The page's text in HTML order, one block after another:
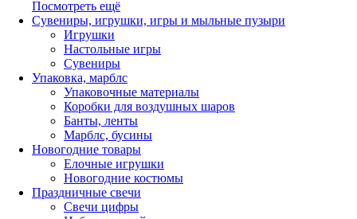
Посмотреть ещё
Сувениры, игрушки, игры и мыльные пузыри
Игрушки
Настольные игры
Сувениры
Упаковка, марблс
Упаковочные материалы
Коробки для воздушных шаров
Банты, ленты
Марблс, бусины
Новогодние товары
Елочные игрушки
Новогодние костюмы
Праздничные свечи
Свечи цифры